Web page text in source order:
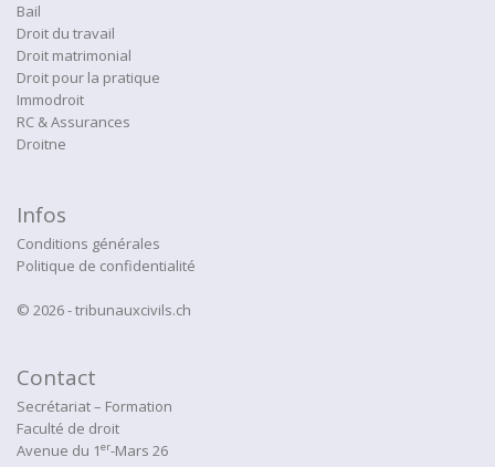
Bail
Droit du travail
Droit matrimonial
Droit pour la pratique
Immodroit
RC & Assurances
Droitne
Infos
Conditions générales
Politique de confidentialité
© 2026 - tribunauxcivils.ch
Contact
Secrétariat – Formation
Faculté de droit
Avenue du 1er-Mars 26